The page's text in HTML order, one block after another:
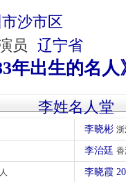
沙市区
员 辽宁省
年出生的名人
李姓名人堂
李晓彬
李治廷